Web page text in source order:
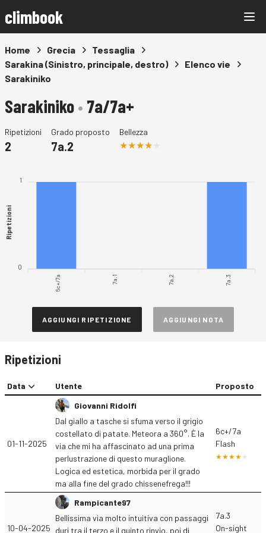
climbook
Home Grecia
Tessaglia
Sarakina (Sinistro, principale, destro)
Elenco vie
Sarakiniko
Sarakiniko• 7a/7a+
Ripetizioni
2
Grado proposto
7a.2
Bellezza
1
0
Ripetizioni
6c+/7a 7a.1 7a.2 7a.3
AGGIUNGI RIPETIZIONE AGGIUNGI NOTA
Ripetizioni
Data Utente Proposto
01-11-2025
Giovanni Ridolfi
Dal giallo a tasche si sfuma verso il grigio
costellato di patate. Meteora a 360°. È la
via che mi ha affascinato ad una prima
perlustrazione di questo muraglione.
Logica ed estetica, morbida per il grado
ma alla fine del grado chissenefrega!!!
6c+/7a
Flash
10-04-2025
Rampicante97
Bellissima via molto intuitiva con passaggi
duri tra il terzo e il quinto rinvio, poi di
7a.3
On-sight